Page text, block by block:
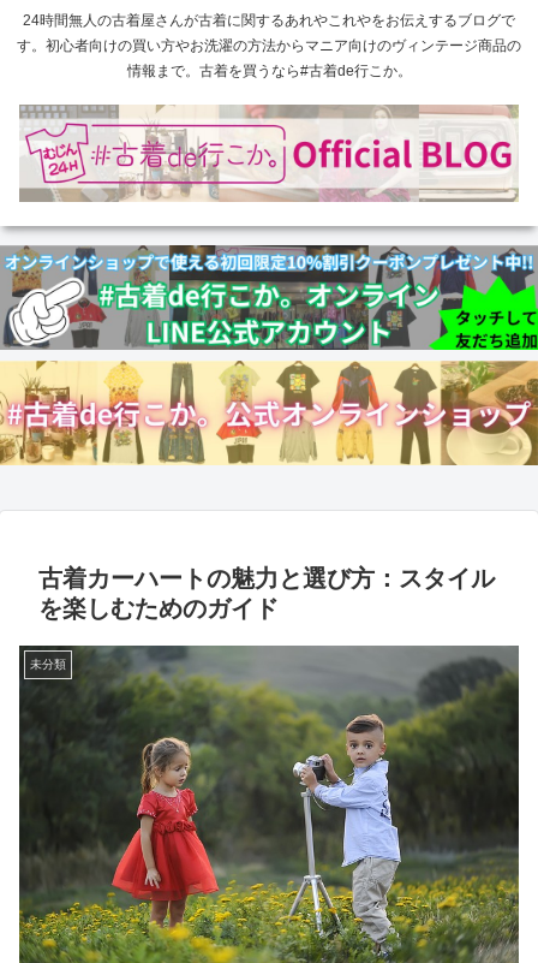
24時間無人の古着屋さんが古着に関するあれやこれやをお伝えするブログで
す。初心者向けの買い方やお洗濯の方法からマニア向けのヴィンテージ商品の
情報まで。古着を買うなら#古着de行こか。
古着カーハートの魅力と選び方：スタイル
を楽しむためのガイド
未分類